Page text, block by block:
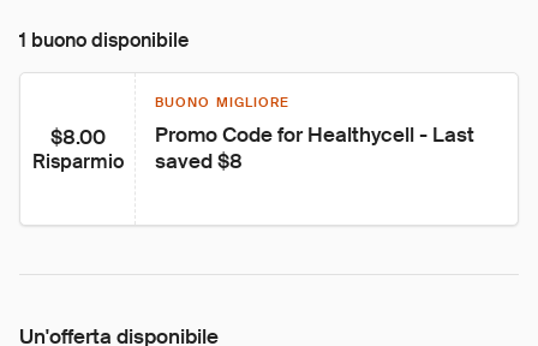
1 buono disponibile
$8.00
Risparmio
BUONO MIGLIORE
Promo Code for Healthycell - Last
saved $8
Un'offerta disponibile